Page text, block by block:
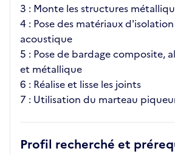
3 : Monte les structures
4 : Pose des matériaux
acoustique
5 : Pose de bardage composite,
et métallique
6 : Réalise et lisse les joints
7 : Utilisation du marteau
Profil recherché et